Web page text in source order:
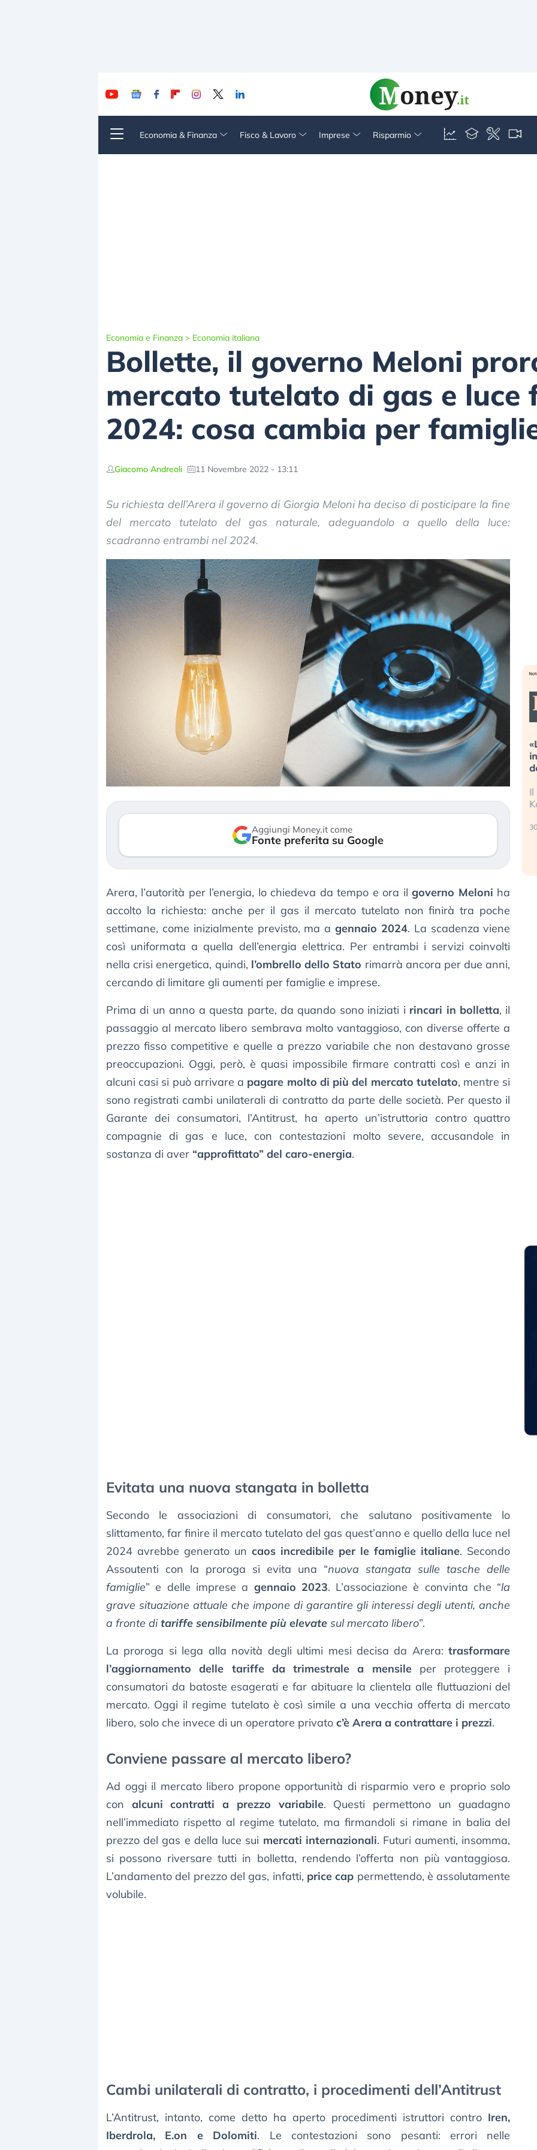
Economia & Finanza Fisco & Lavoro Imprese Risparmio
Economia e Finanza > Economia italiana
Bollette, il governo Meloni
mercato tutelato di gas e luce
2024: cosa cambia per
Giacomo Andreoli 11 Novembre 2022 - 13:11
Su richiesta dell’Arera il governo di Giorgia Meloni ha deciso di posticipare la fine
del mercato tutelato del gas naturale, adeguandolo a quello della luce:
scadranno entrambi nel 2024.
Aggiungi Money.it come
Fonte preferita su Google
Arera, l’autorità per l’energia, lo chiedeva da tempo e ora ilgoverno Meloni ha
accolto la richiesta: anche per il gas il mercato tutelato non finirà tra poche
settimane, come inizialmente previsto, ma agennaio 2024. La scadenza viene
così uniformata a quella dell’energia elettrica. Per entrambi i servizi coinvolti
nella crisi energetica, quindi, l’ombrello dello Stato rimarrà ancora per due anni,
cercando di limitare gli aumenti per famiglie e imprese.
Prima di un anno a questa parte, da quando sono iniziati i rincari in bolletta, il
passaggio al mercato libero sembrava molto vantaggioso, con diverse offerte a
prezzo fisso competitive e quelle a prezzo variabile che non destavano grosse
preoccupazioni. Oggi, però, è quasi impossibile firmare contratti così e anzi in
alcuni casi si può arrivare a pagare molto di più del mercato tutelato, mentre si
sono registrati cambi unilaterali di contratto da parte delle società. Per questo il
Garante dei consumatori, l’Antitrust, ha aperto un’istruttoria contro quattro
compagnie di gas e luce, con contestazioni molto severe, accusandole in
sostanza di aver “approfittato” del caro-energia.
Evitata una nuova stangata in bolletta
Secondo le associazioni di consumatori, che salutano positivamente lo
slittamento, far finire il mercato tutelato del gas quest’anno e quello della luce nel
2024 avrebbe generato uncaos incredibile per le famiglie italiane. Secondo
Assoutenti con la proroga si evita una “nuova stangata sulle tasche delle
famiglie” e delle imprese a gennaio 2023. L’associazione è convinta che “la
grave situazione attuale che impone di garantire gli interessi degli utenti, anche
a fronte ditariffe sensibilmente più elevate sul mercato libero”.
La proroga si lega alla novità degli ultimi mesi decisa da Arera:trasformare
l’aggiornamento delle tariffe da trimestrale a mensileper proteggere i
consumatori da batoste esagerati e far abituare la clientela alle fluttuazioni del
mercato. Oggi il regime tutelato è così simile a una vecchia offerta di mercato
libero, solo che invece di un operatore privato c’è Arera a contrattare i prezzi.
Conviene passare al mercato libero?
Ad oggi il mercato libero propone opportunità di risparmio vero e proprio solo
con alcuni contratti a prezzo variabile. Questi permettono un guadagno
nell’immediato rispetto al regime tutelato, ma firmandoli si rimane in balia del
prezzo del gas e della luce sui mercati internazionali. Futuri aumenti, insomma,
si possono riversare tutti in bolletta, rendendo l’offerta non più vantaggiosa.
L’andamento del prezzo del gas, infatti, price cap permettendo, è assolutamente
volubile.
Cambi unilaterali di contratto, i procedimenti dell’Antitrust
L’Antitrust, intanto, come detto ha aperto procedimenti istruttori contro Iren,
Iberdrola, E.on e Dolomiti. Le contestazioni sono pesanti: errori nelle
Dalle valutazioni estreme alla
correzione. Cosa sta guidando il
mostrando segni di stanchezza
verso le (…)
«La mia vita è rovinata». Investitori
in preda al panico dopo lo scoppio
della bolla AI
Kospi, mentre gli investitori retail (…)